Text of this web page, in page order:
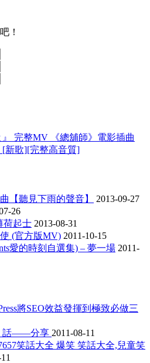
吧！
完整MV 《總舖師》電影插曲
[新歌][完整高音質]
【聽見下雨的聲音】
2013-09-27
26
荷起士 2013-08-31
(官方版MV) 2011-10-15
愛的時刻自選集) – 夢一場 2011-
將SEO效益發揮到極致必做三
話——分享 2011-08-11
笑話大全 爆笑 笑話大全,兒童笑